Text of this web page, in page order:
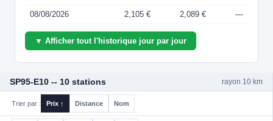
08/08/2026 2,105 € 2,089 € —
▼ Afficher tout l'historique jour par jour
SP95-E10 -- 10 stations rayon 10 km
Trier par : Prix ↑ Distance Nom